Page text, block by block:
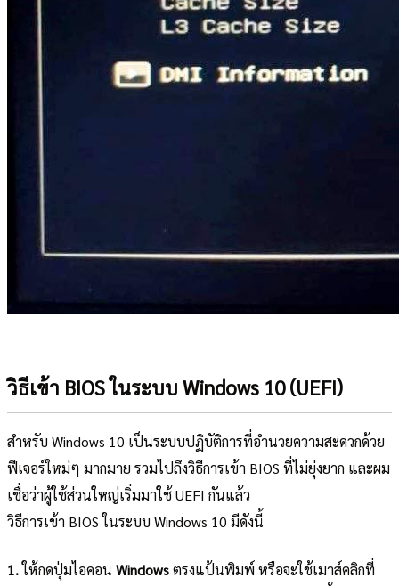
วิธีเข้า BIOS ในระบบ Windows 10 (UEFI)
สำหรับ Windows 10 เป็นระบบปฏิบัติการที่อำนวยความสะดวกด้วย
ฟีเจอร์ใหม่ๆ มากมาย รวมไปถึงวิธีการเข้า BIOS ที่ไม่ยุ่งยาก และผม
เชื่อว่าผู้ใช้ส่วนใหญ่เริ่มมาใช้ UEFI กันแล้ว
วิธีการเข้า BIOS ในระบบ Windows 10 มีดังนี้
1.ให้กดปุ่มไอคอน Windowsตรงแป้นพิมพ์ หรือจะใช้เมาส์คลิกที่